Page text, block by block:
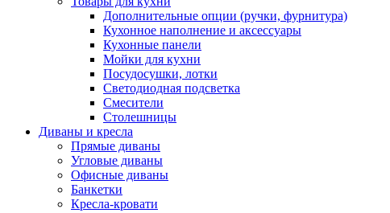
Дополнительные опции (ручки, фурнитура)
Кухонное наполнение и аксессуары
Кухонные панели
Мойки для кухни
Посудосушки, лотки
Светодиодная подсветка
Смесители
Столешницы
Диваны и кресла
Прямые диваны
Угловые диваны
Офисные диваны
Банкетки
Кресла-кровати